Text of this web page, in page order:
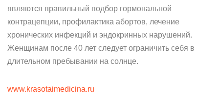
являются правильный подбор гормональной
контрацепции, профилактика абортов, лечение
хронических инфекций и эндокринных нарушений.
Женщинам после 40 лет следует ограничить себя в
длительном пребывании на солнце.
www.krasotaimedicina.ru